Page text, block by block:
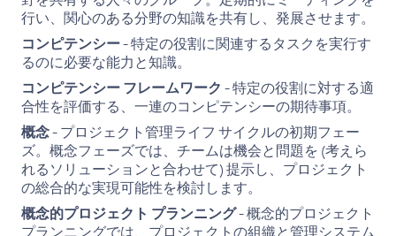
行い、関心のある分野の知識を共有し、発展させます。
コンピテンシー- 特定の役割に関連するタスクを実行す
るのに必要な能力と知識。
コンピテンシー フレームワーク - 特定の役割に対する適
合性を評価する、一連のコンピテンシーの期待事項。
概念- プロジェクト管理ライフ サイクルの初期フェー
ズ。概念フェーズでは、チームは機会と問題を (考えら
れるソリューションと合わせて) 提示し、プロジェクト
の総合的な実現可能性を検討します。
概念的プロジェクト プランニング- 概念的プロジェクト